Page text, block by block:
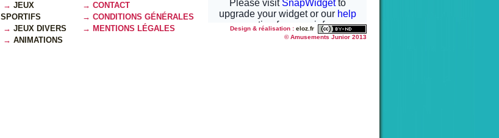
JEUX
SPORTIFS
JEUX DIVERS
ANIMATIONS
CONTACT
CONDITIONS GÉNÉRALES
MENTIONS LÉGALES
Design & réalisation : eloz.fr
© Amusements Junior 2013